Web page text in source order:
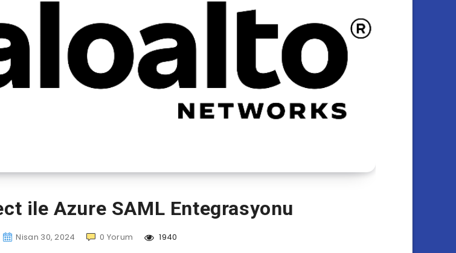
ile Azure SAML Entegrasyonu
Nisan 30, 2024 0 Yorum 1940